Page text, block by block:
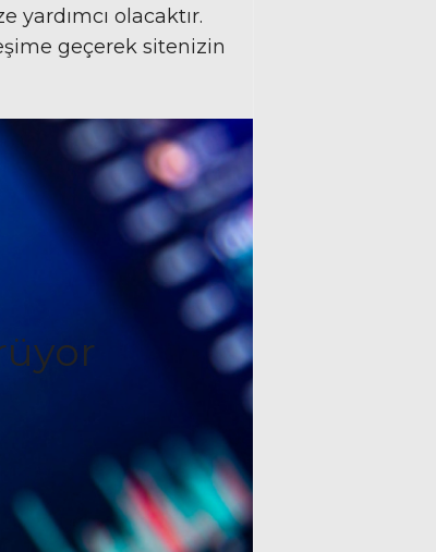
olacaktır.
geçerek sitenizin